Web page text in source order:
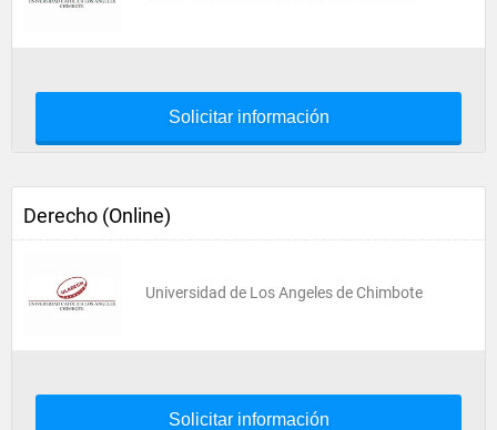
Solicitar información
Derecho (Online)
Universidad de Los Angeles de Chimbote
Solicitar información